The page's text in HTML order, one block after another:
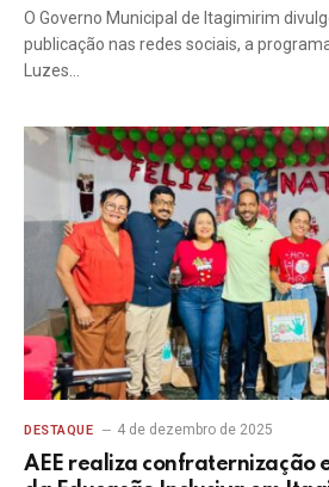
O Governo Municipal de Itagimirim
publicação nas redes sociais, a
Luzes…
DESTAQUE 4 de dezembro de 2025
AEE realiza confraternização